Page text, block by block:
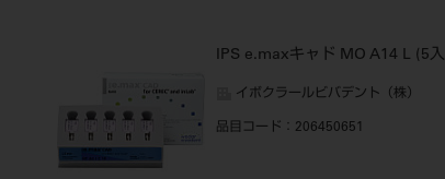
IPS e.maxキャド MO A14 L (5入)
イボクラールビバデント（株）
品目コード ：206450651